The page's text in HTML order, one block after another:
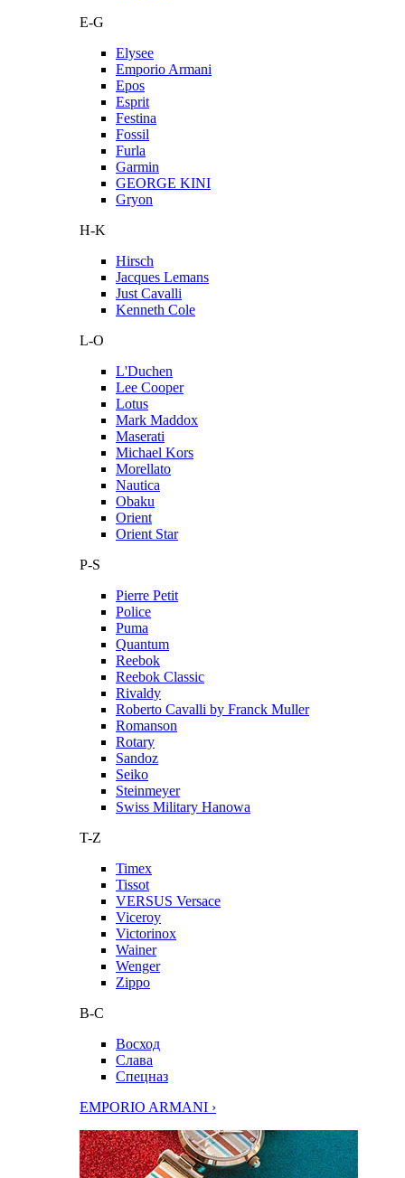
E-G
Elysee
Emporio Armani
Epos
Esprit
Festina
Fossil
Furla
Garmin
GEORGE KINI
Gryon
H-K
Hirsch
Jacques Lemans
Just Cavalli
Kenneth Cole
L-O
L'Duchen
Lee Cooper
Lotus
Mark Maddox
Maserati
Michael Kors
Morellato
Nautica
Obaku
Orient
Orient Star
P-S
Pierre Petit
Police
Puma
Quantum
Reebok
Reebok Classic
Rivaldy
Roberto Cavalli by Franck Muller
Romanson
Rotary
Sandoz
Seiko
Steinmeyer
Swiss Military Hanowa
T-Z
Timex
Tissot
VERSUS Versace
Viceroy
Victorinox
Wainer
Wenger
Zippo
В-С
Восход
Слава
Спецназ
EMPORIO ARMANI ›